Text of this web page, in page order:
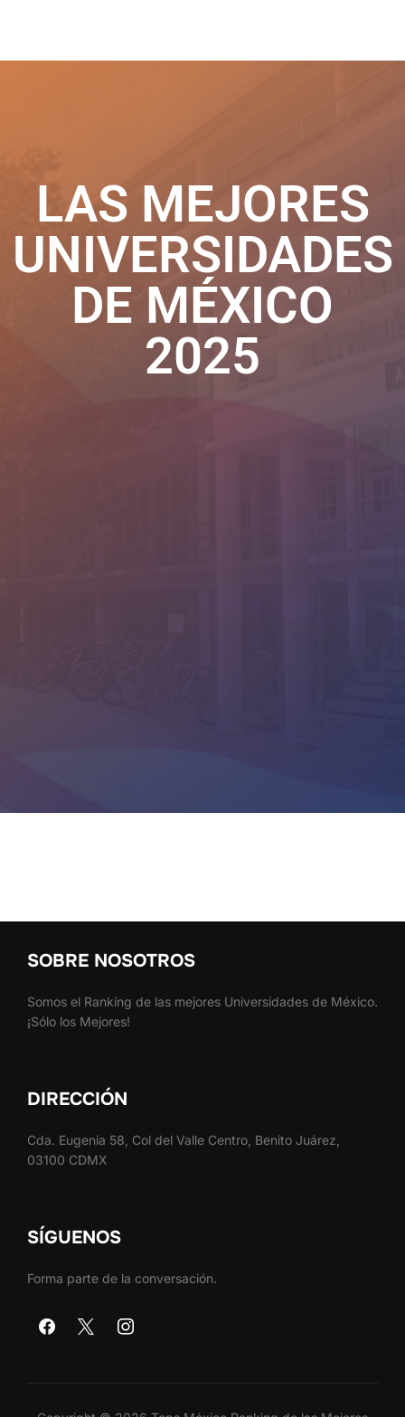
LAS MEJORES
UNIVERSIDADES
DE MÉXICO
2025
SOBRE NOSOTROS
Somos el Ranking de las mejores Universidades de México.
¡Sólo los Mejores!
DIRECCIÓN
Cda. Eugenia 58, Col del Valle Centro, Benito Juárez,
03100 CDMX
SÍGUENOS
Forma parte de la conversación.